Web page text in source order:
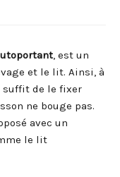
, est un
et le lit. Ainsi, à
suffit de le fixer
ne bouge pas.
avec un
le lit